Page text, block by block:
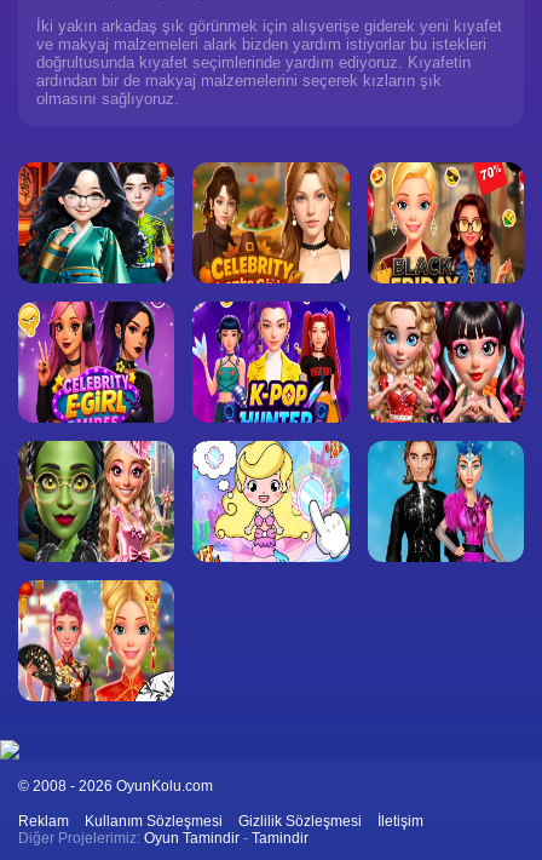
İki yakın arkadaş şık görünmek için alışverişe giderek yeni kıyafet
ve makyaj malzemeleri alark bizden yardım istiyorlar bu istekleri
doğrultusunda kıyafet seçimlerinde yardım ediyoruz. Kıyafetin
ardından bir de makyaj malzemelerini seçerek kızların şık
olmasını sağlıyoruz.
© 2008 - 2026 OyunKolu.com
Reklam Kullanım Sözleşmesi Gizlilik Sözleşmesi
İletişim
Diğer Projelerimiz: Oyun Tamindir - Tamindir